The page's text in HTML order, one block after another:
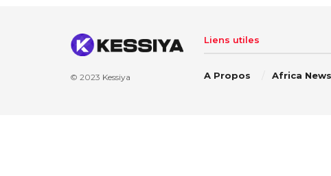
© 2023 Kessiya
Liens utiles
A Propos Africa News